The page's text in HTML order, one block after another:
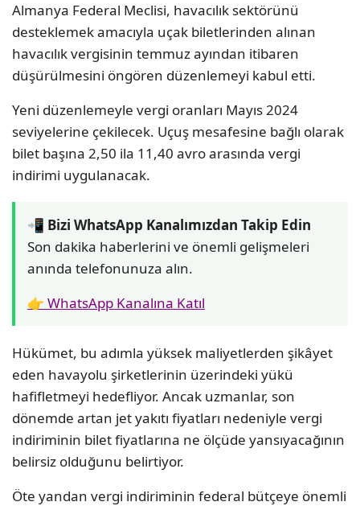
Almanya Federal Meclisi, havacılık sektörünü
desteklemek amacıyla uçak biletlerinden alınan
havacılık vergisinin temmuz ayından itibaren
düşürülmesini öngören düzenlemeyi kabul etti.
Yeni düzenlemeyle vergi oranları Mayıs 2024
seviyelerine çekilecek. Uçuş mesafesine bağlı olarak
bilet başına 2,50 ila 11,40 avro arasında vergi
indirimi uygulanacak.
📲 Bizi WhatsApp Kanalımızdan Takip Edin
Son dakika haberlerini ve önemli gelişmeleri
anında telefonunuza alın.
👉 WhatsApp Kanalına Katıl
Hükümet, bu adımla yüksek maliyetlerden şikâyet
eden havayolu şirketlerinin üzerindeki yükü
hafifletmeyi hedefliyor. Ancak uzmanlar, son
dönemde artan jet yakıtı fiyatları nedeniyle vergi
indiriminin bilet fiyatlarına ne ölçüde yansıyacağının
belirsiz olduğunu belirtiyor.
Öte yandan vergi indiriminin federal bütçeye önemli